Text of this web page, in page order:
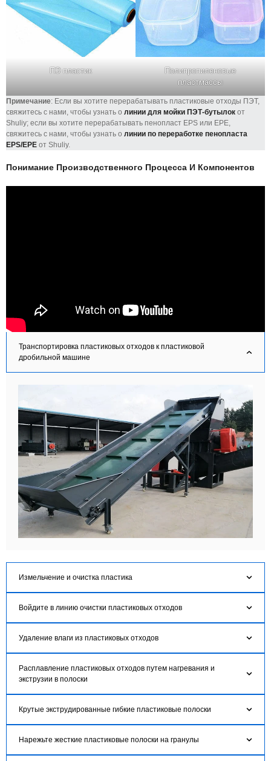
ПЭ пластик
Полипропиленовые
пластмассы
Примечание: Если вы хотите перерабатывать пластиковые отходы ПЭТ,
свяжитесь с нами, чтобы узнать о линии для мойки ПЭТ-бутылок от
Shuliy; если вы хотите перерабатывать пенопласт EPS или EPE,
свяжитесь с нами, чтобы узнать о линии по переработке пенопласта
EPS/EPE от Shuliy.
Понимание Производственного Процесса И Компонентов
Транспортировка пластиковых отходов к пластиковой
дробильной машине
Измельчение и очистка пластика
Войдите в линию очистки пластиковых отходов
Удаление влаги из пластиковых отходов
Расплавление пластиковых отходов путем нагревания и
экструзии в полоски
Крутые экструдированные гибкие пластиковые полоски
Нарежьте жесткие пластиковые полоски на гранулы